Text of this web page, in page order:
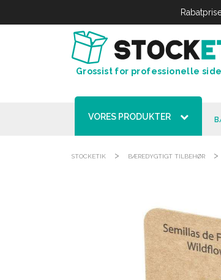
Grossist for professionelle
VORES PRODUKTER
STOCKETIK > BÆREDYGTIGT TILBEHØR >